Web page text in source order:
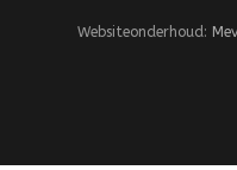
Websiteonderhoud: